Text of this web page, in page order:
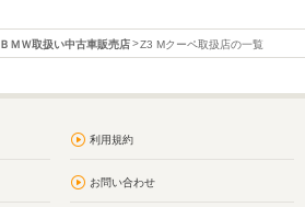
ＢＭＷ取扱い中古車販売店 Z3 Mクーペ取扱店の一覧
利用規約
お問い合わせ